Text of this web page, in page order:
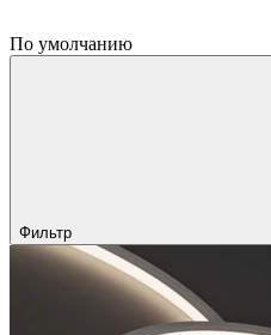
По умолчанию
Фильтр